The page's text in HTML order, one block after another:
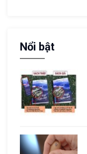
Nổi bật